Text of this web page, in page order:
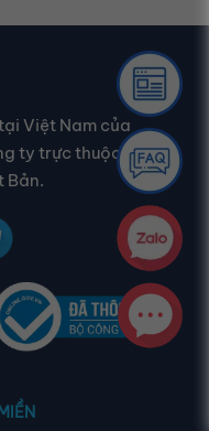
Việt Nam của
ty trực thuộc Tập
Bản.